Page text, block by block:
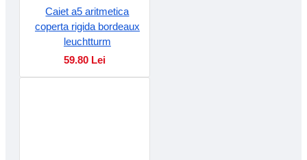
Caiet a5 aritmetica
coperta rigida bordeaux
leuchtturm
59.80 Lei